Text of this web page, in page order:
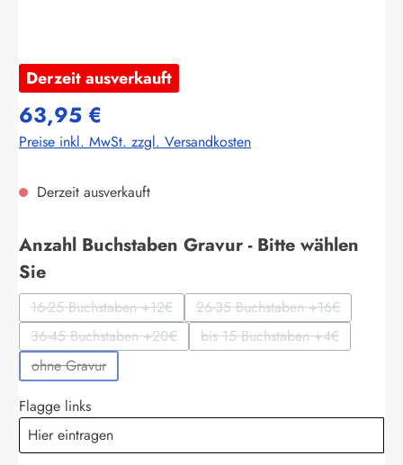
Derzeit ausverkauft
63,95 €
Preise inkl. MwSt. zzgl. Versandkosten
Derzeit ausverkauft
Anzahl Buchstaben Gravur - Bitte wählen
Sieauswählen
16-25 Buchstaben +12€
(Diese Option ist zurzeit nicht verfügbar.)
26-35 Buchstaben +16€
(Diese Option ist zurzeit
36-45 Buchstaben +20€
(Diese Option ist zurzeit nicht verfügbar.)
bis 15 Buchstaben +4€
(Diese Option ist zurzeit
ohne Gravur
(Diese Option ist zurzeit nicht verfügbar.)
Flagge links